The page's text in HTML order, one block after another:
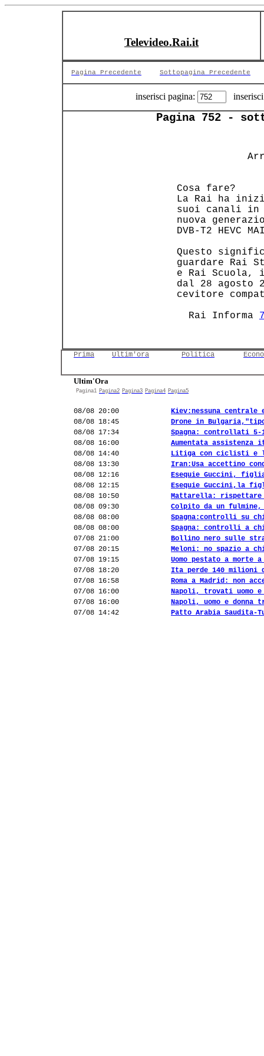
Televideo.Rai.it
Pagina Precedente Sottopagina Precedente
inserisci pagina:
Pagina 752 -
La Rai ha
suoi canali
nuova
DVB-T2
Questo
guardare Rai
e Rai
dal 28 agosto
cevitore
   Rai Informa
Prima Ultim'ora Politica
Ultim'Ora
Pagina1 Pagina2 Pagina3 Pagina4 Pagina5
08/08 20:00
Kiev:nessuna
08/08 18:45
Drone in
08/08 17:34
Spagna: controllati 5-
08/08 16:00
Aumentata assistenza
08/08 14:40
Litiga con ciclisti
08/08 13:30
Iran:Usa accettino
08/08 12:16
Esequie Guccini,
08/08 12:15
Esequie Guccini,la
08/08 10:50
Mattarella:
08/08 09:30
Colpito da un fulmine,
08/08 08:00
Spagna:controlli su
08/08 08:00
Spagna: controlli a
07/08 21:00
Bollino nero sulle
07/08 20:15
Meloni: no spazio a
07/08 19:15
Uomo pestato a morte
07/08 18:20
Ita perde 140 milioni
07/08 16:58
Roma a Madrid: non
07/08 16:00
Napoli, trovati uomo e
07/08 16:00
Napoli, uomo e donna
07/08 14:42
Patto Arabia Saudita-